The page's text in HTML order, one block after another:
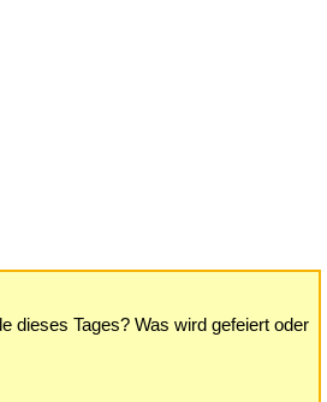
dieses Tages? Was wird gefeiert oder